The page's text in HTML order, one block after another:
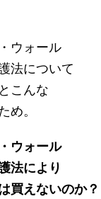
ウォール
法について
こんな
め。
ウォール
法により
買えないのか？